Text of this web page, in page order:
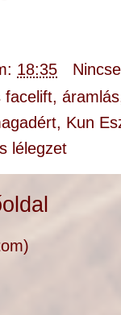
18:35
facelift,áramlás
, Kun
lélegzet